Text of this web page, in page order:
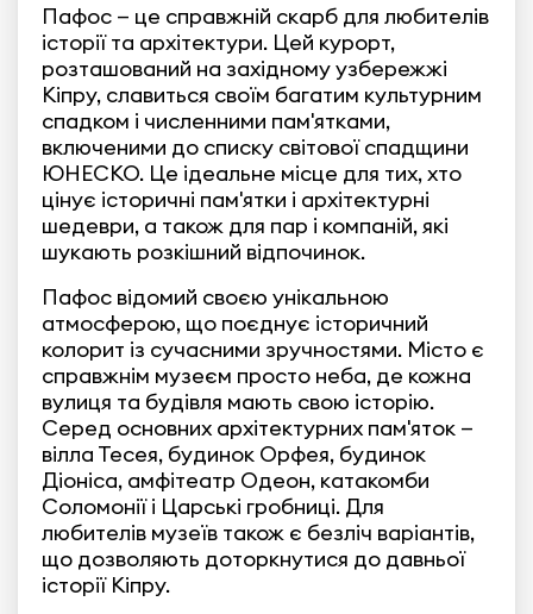
Пафос — це справжній скарб для любителів
історії та архітектури. Цей курорт,
розташований на західному узбережжі
Кіпру, славиться своїм багатим культурним
спадком і численними пам'ятками,
включеними до списку світової спадщини
ЮНЕСКО. Це ідеальне місце для тих, хто
цінує історичні пам'ятки і архітектурні
шедеври, а також для пар і компаній, які
шукають розкішний відпочинок.
Пафос відомий своєю унікальною
атмосферою, що поєднує історичний
колорит із сучасними зручностями. Місто є
справжнім музеєм просто неба, де кожна
вулиця та будівля мають свою історію.
Серед основних архітектурних пам'яток —
вілла Тесея, будинок Орфея, будинок
Діоніса, амфітеатр Одеон, катакомби
Соломонії і Царські гробниці. Для
любителів музеїв також є безліч варіантів,
що дозволяють доторкнутися до давньої
історії Кіпру.